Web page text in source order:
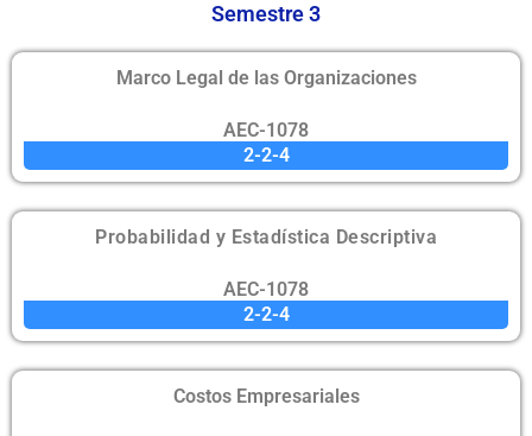
Semestre 3
Marco Legal de las Organizaciones
AEC-1078
2-2-4
Probabilidad y Estadística Descriptiva
AEC-1078
2-2-4
Costos Empresariales